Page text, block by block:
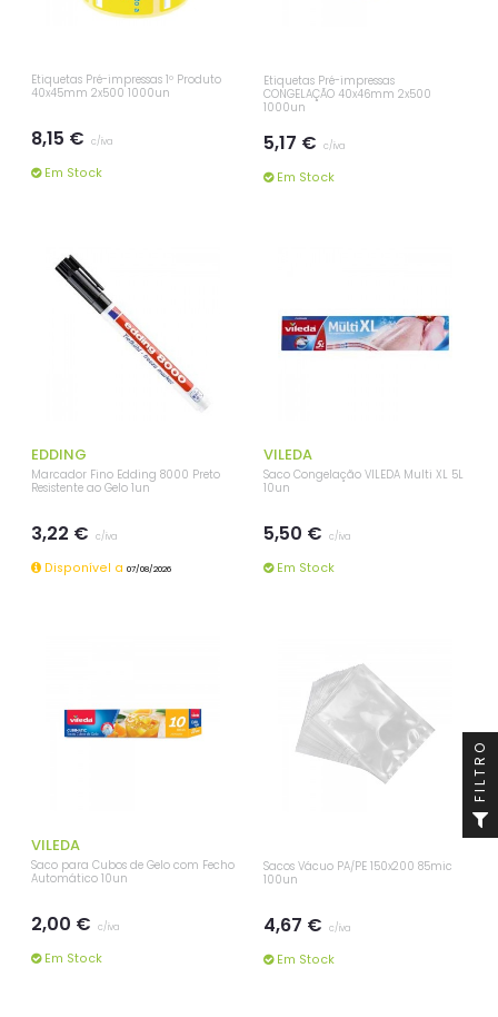
Etiquetas Pré-impressas 1º Produto
40x45mm 2x500 1000un
8,15 € c/iva
Em Stock
Etiquetas Pré-impressas
CONGELAÇÃO 40x46mm 2x500
1000un
5,17 € c/iva
Em Stock
EDDING
Marcador Fino Edding 8000 Preto
Resistente ao Gelo 1un
3,22 € c/iva
Disponível a 07/08/2026
VILEDA
Saco Congelação VILEDA Multi XL 5L
10un
5,50 € c/iva
Em Stock
VILEDA
Saco para Cubos de Gelo com Fecho
Automático 10un
2,00 € c/iva
Em Stock
Sacos Vácuo PA/PE 150x200 85mic
100un
4,67 € c/iva
Em Stock
FILTRO